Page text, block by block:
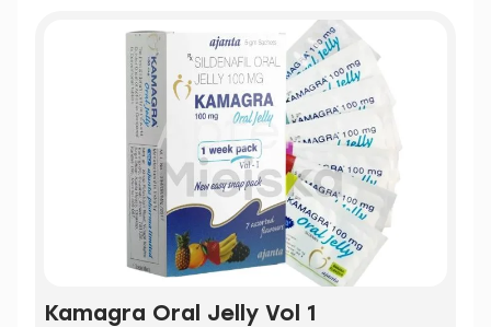
Kamagra Oral Jelly Vol 1